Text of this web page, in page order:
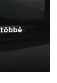
többé